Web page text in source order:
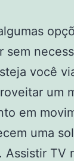
sem
você
um
em
uma
Assistir TV